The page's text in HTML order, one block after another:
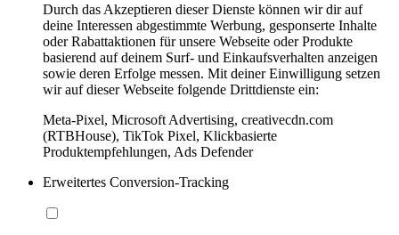
Durch das Akzeptieren dieser Dienste können wir dir auf
deine Interessen abgestimmte Werbung, gesponserte Inhalte
oder Rabattaktionen für unsere Webseite oder Produkte
basierend auf deinem Surf- und Einkaufsverhalten anzeigen
sowie deren Erfolge messen. Mit deiner Einwilligung setzen
wir auf dieser Webseite folgende Drittdienste ein:
Meta-Pixel, Microsoft Advertising, creativecdn.com
(RTBHouse), TikTok Pixel, Klickbasierte
Produktempfehlungen, Ads Defender
Erweitertes Conversion-Tracking